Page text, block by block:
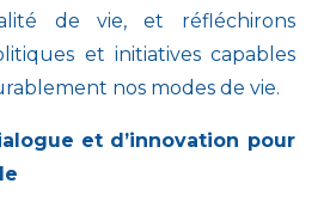
de vie, et réfléchirons
et initiatives capables
nos modes de vie.
et d’innovation pour